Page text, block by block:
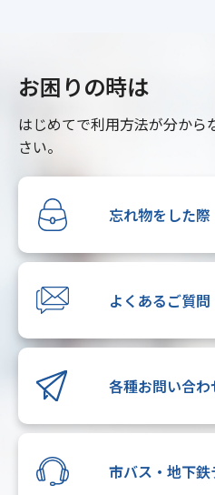
お困りの時は
はじめてで利用方法が分から
さい。
忘れ物をした際
よくあるご質問
各種お問い合わ
市バス・地下